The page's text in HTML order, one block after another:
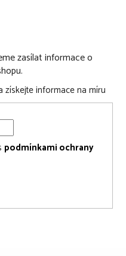
zasílat informace o
získejte informace na míru
podmínkami ochrany